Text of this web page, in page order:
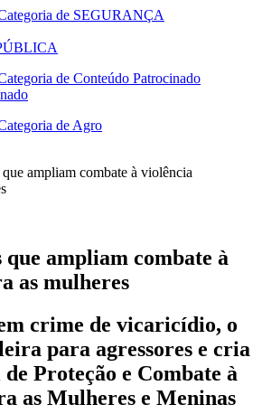
que ampliam combate à
as mulheres
crime de vicaricídio, o
para agressores e cria
Proteção e Combate à
as Mulheres e Meninas